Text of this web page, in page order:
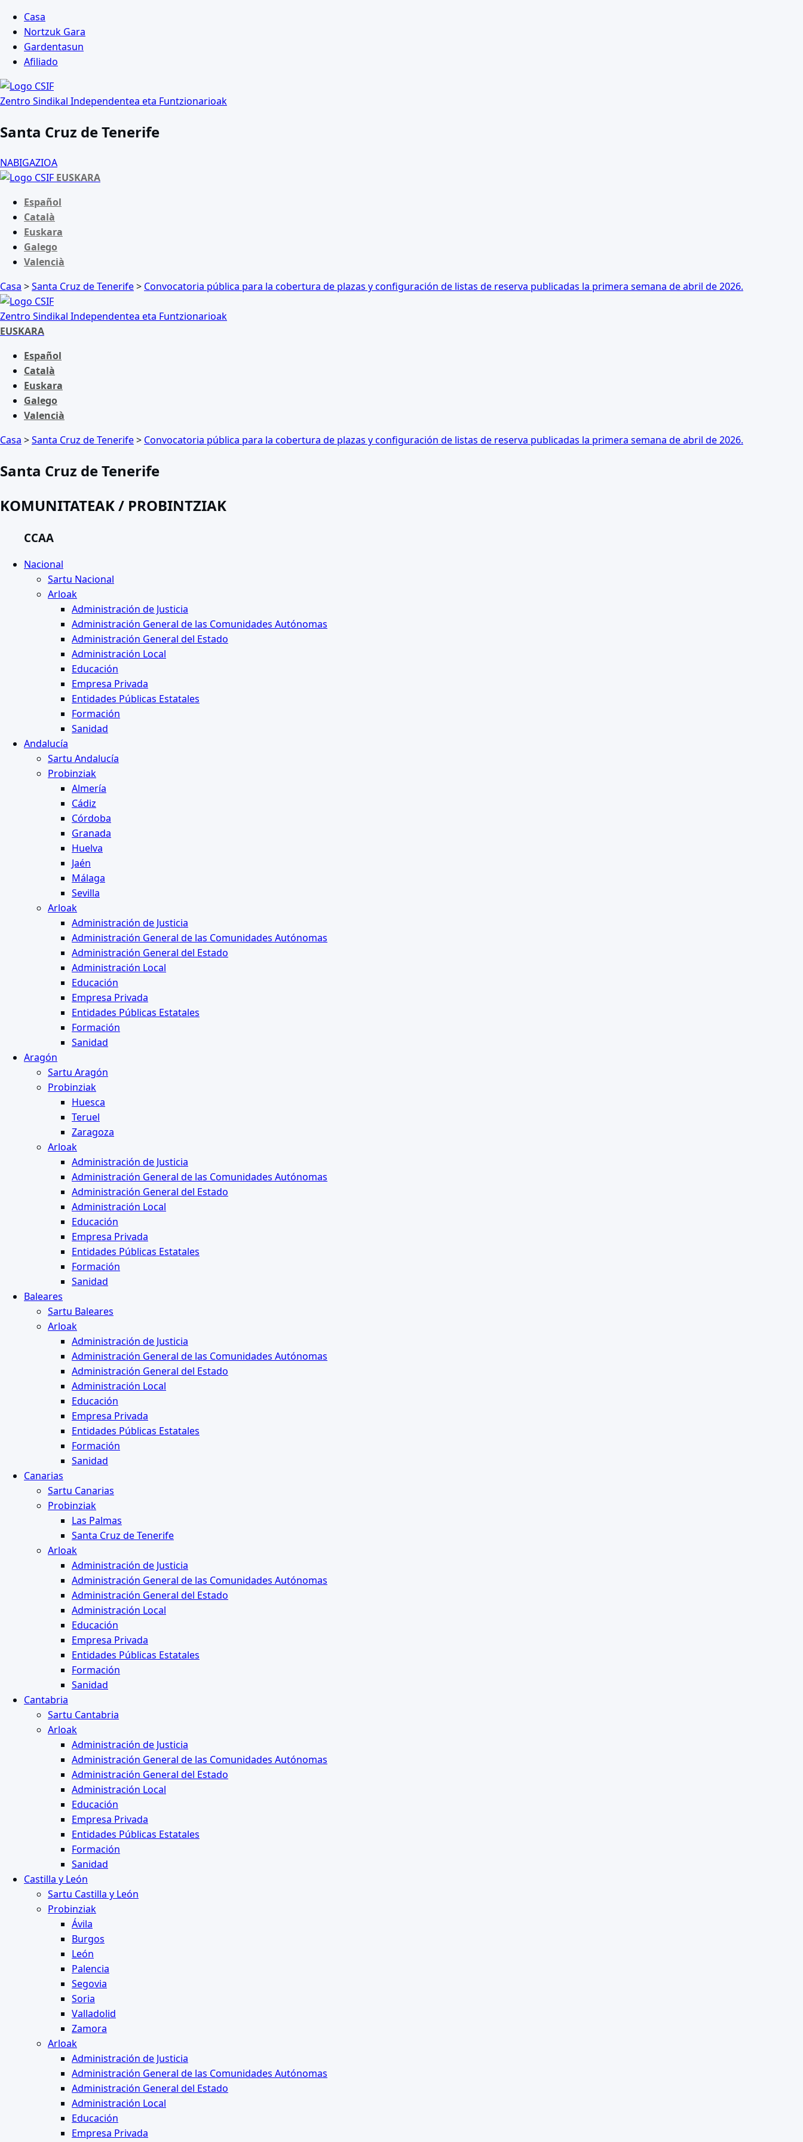
Casa
Nortzuk Gara
Gardentasun
Afiliado
Zentro Sindikal Independentea eta Funtzionarioak
Santa Cruz de Tenerife
NABIGAZIOA
EUSKARA
Español
Català
Euskara
Galego
Valencià
Casa >Santa Cruz de Tenerife> Convocatoria pública para la cobertura de plazas y configuración de listas de reserva publicadas la primera semana de abril de 2026.
Zentro Sindikal Independentea eta Funtzionarioak
EUSKARA
Español
Català
Euskara
Galego
Valencià
Casa >Santa Cruz de Tenerife> Convocatoria pública para la cobertura de plazas y configuración de listas de reserva publicadas la primera semana de abril de 2026.
Santa Cruz de Tenerife
KOMUNITATEAK / PROBINTZIAK
CCAA
Nacional
Sartu Nacional
Arloak
Administración de Justicia
Administración General de las Comunidades Autónomas
Administración General del Estado
Administración Local
Educación
Empresa Privada
Entidades Públicas Estatales
Formación
Sanidad
Andalucía
Sartu Andalucía
Probinziak
Almería
Cádiz
Córdoba
Granada
Huelva
Jaén
Málaga
Sevilla
Arloak
Administración de Justicia
Administración General de las Comunidades Autónomas
Administración General del Estado
Administración Local
Educación
Empresa Privada
Entidades Públicas Estatales
Formación
Sanidad
Aragón
Sartu Aragón
Probinziak
Huesca
Teruel
Zaragoza
Arloak
Administración de Justicia
Administración General de las Comunidades Autónomas
Administración General del Estado
Administración Local
Educación
Empresa Privada
Entidades Públicas Estatales
Formación
Sanidad
Baleares
Sartu Baleares
Arloak
Administración de Justicia
Administración General de las Comunidades Autónomas
Administración General del Estado
Administración Local
Educación
Empresa Privada
Entidades Públicas Estatales
Formación
Sanidad
Canarias
Sartu Canarias
Probinziak
Las Palmas
Santa Cruz de Tenerife
Arloak
Administración de Justicia
Administración General de las Comunidades Autónomas
Administración General del Estado
Administración Local
Educación
Empresa Privada
Entidades Públicas Estatales
Formación
Sanidad
Cantabria
Sartu Cantabria
Arloak
Administración de Justicia
Administración General de las Comunidades Autónomas
Administración General del Estado
Administración Local
Educación
Empresa Privada
Entidades Públicas Estatales
Formación
Sanidad
Castilla y León
Sartu Castilla y León
Probinziak
Ávila
Burgos
León
Palencia
Segovia
Soria
Valladolid
Zamora
Arloak
Administración de Justicia
Administración General de las Comunidades Autónomas
Administración General del Estado
Administración Local
Educación
Empresa Privada